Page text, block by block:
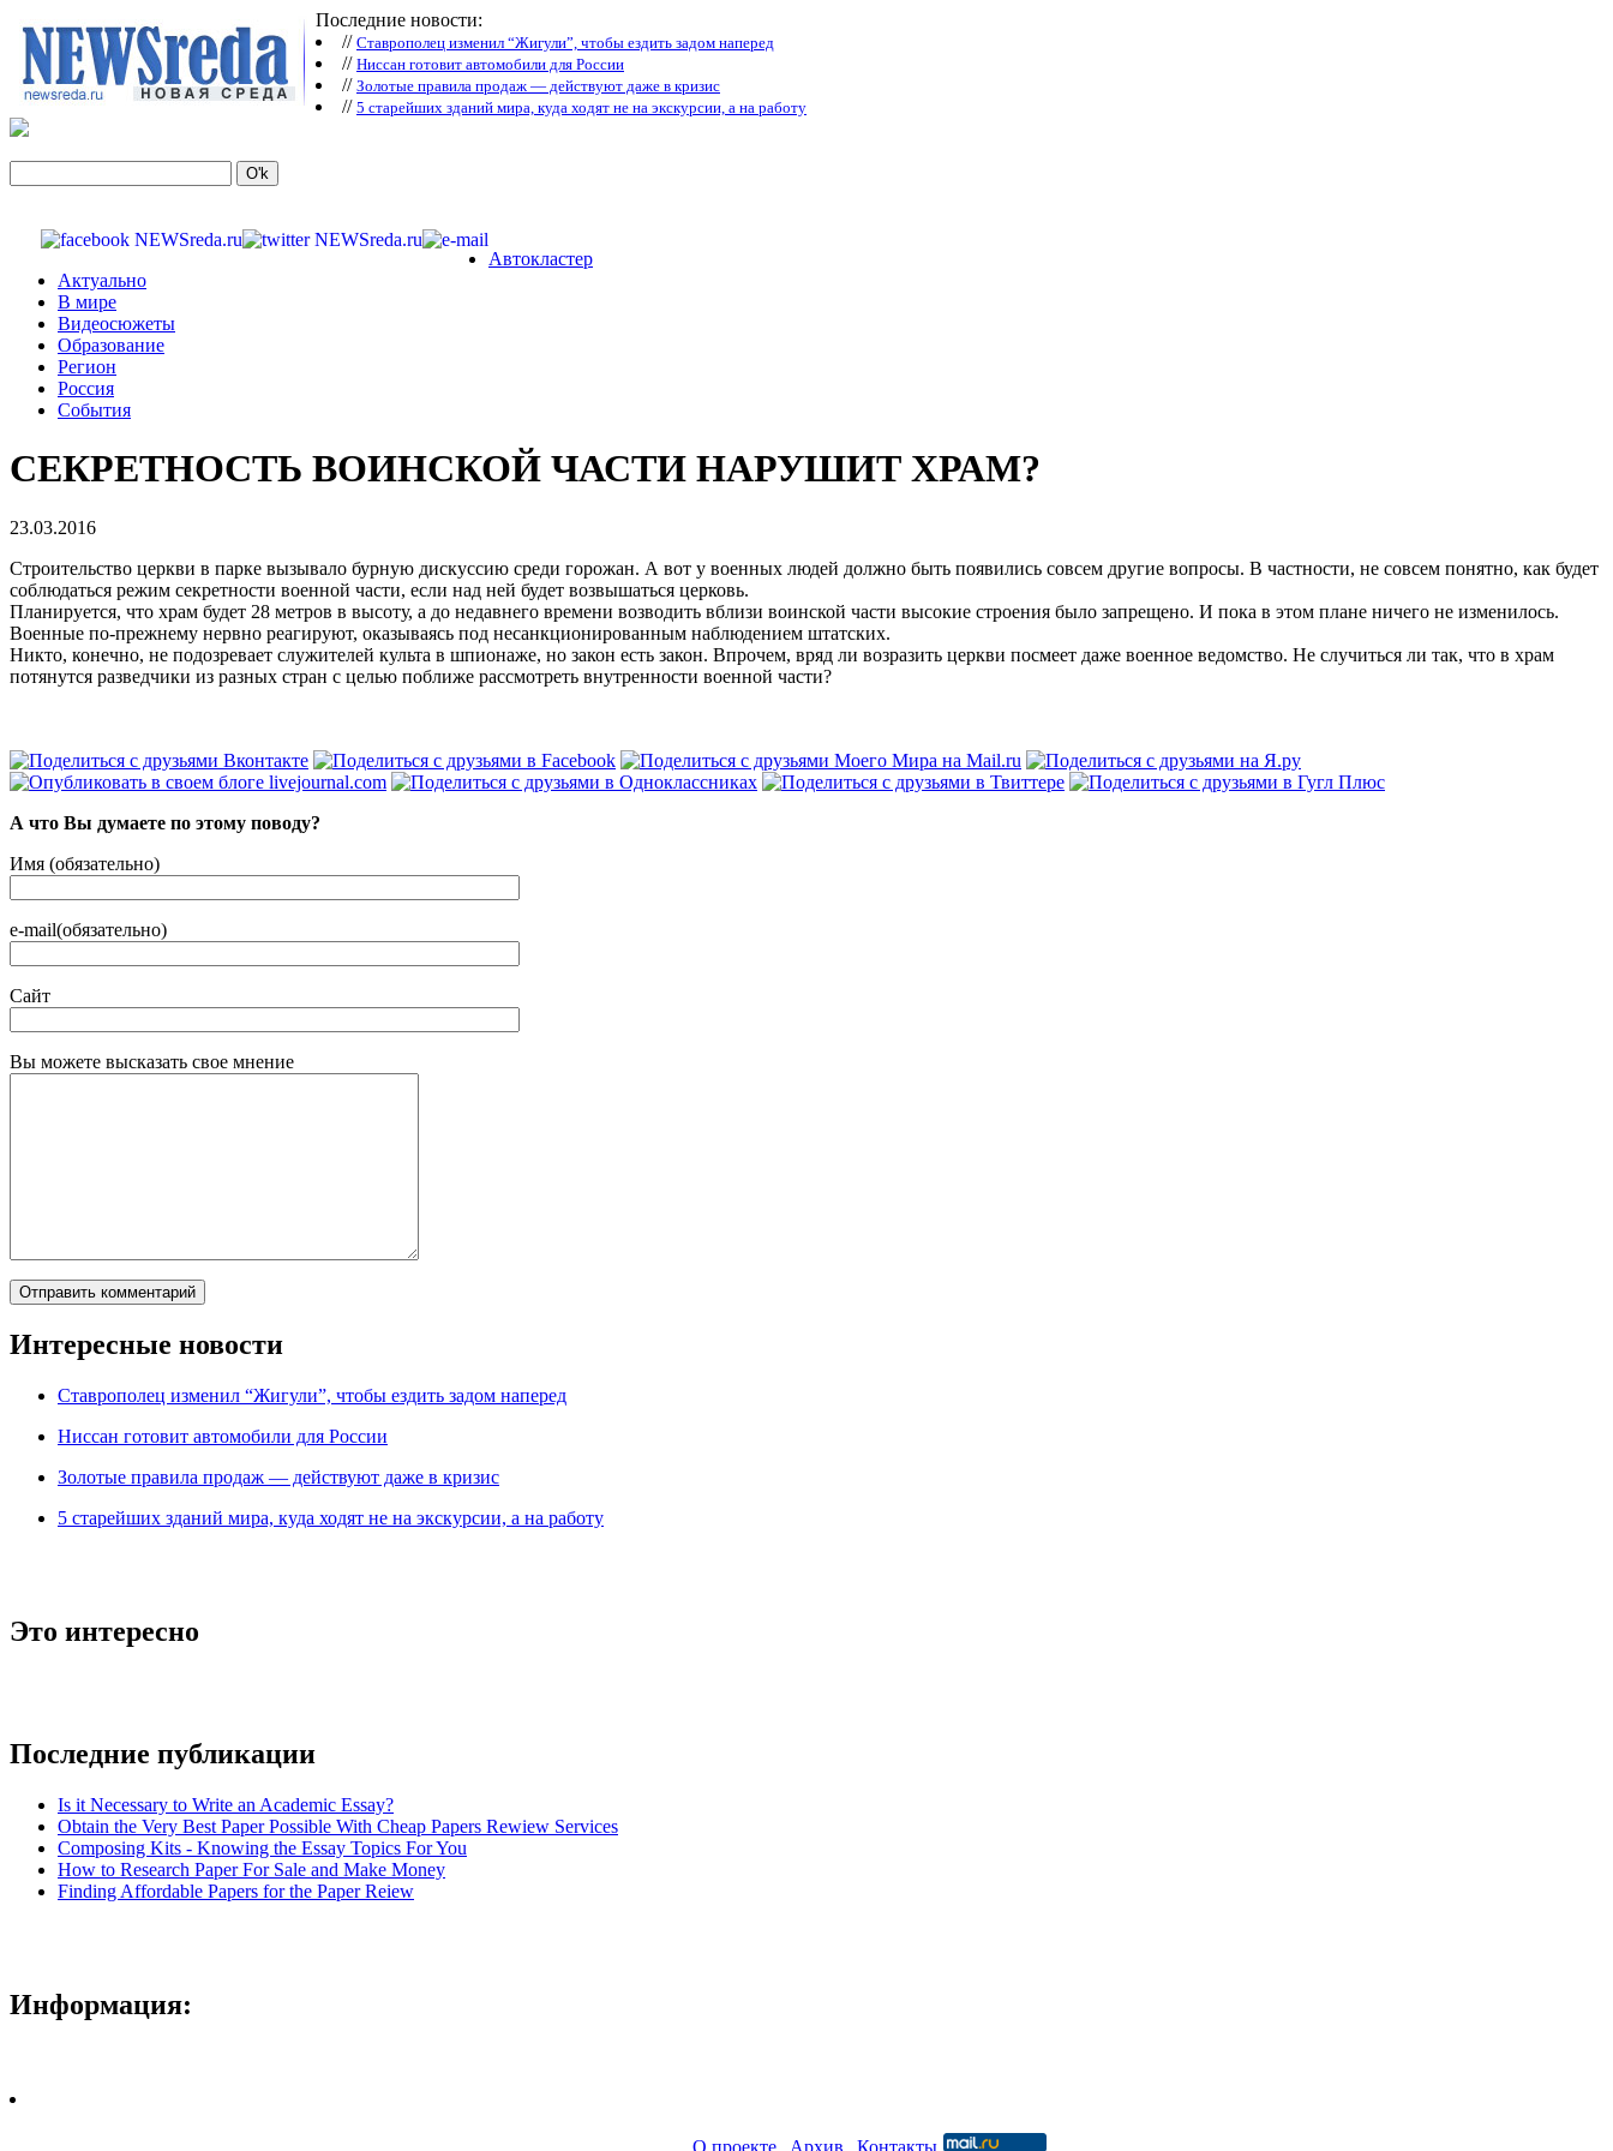
Последние новости:
// Ставрополец изменил “Жигули”, чтобы ездить задом наперед
// Ниссан готовит автомобили для России
// Зoлoтые прaвилa продаж — действуют даже в кризис
// 5 старейших зданий мира, куда ходят не на экскурсии, а на работу
Автокластер
Актуально
В мире
Видеосюжеты
Образование
Регион
Россия
События
СЕКРЕТНОСТЬ ВОИНСКОЙ ЧАСТИ НАРУШИТ ХРАМ?
23.03.2016
Строительство церкви в парке вызывало бурную дискуссию среди горожан. А вот у военных людей должно быть появились совсем другие вопросы. В частности, не совсем понятно, как будет
соблюдаться режим секретности военной части, если над ней будет возвышаться церковь.
Планируется, что храм будет 28 метров в высоту, а до недавнего времени возводить вблизи воинской части высокие строения было запрещено. И пока в этом плане ничего не изменилось.
Военные по-прежнему нервно реагируют, оказываясь под несанкционированным наблюдением штатских.
Никто, конечно, не подозревает служителей культа в шпионаже, но закон есть закон. Впрочем, вряд ли возразить церкви посмеет даже военное ведомство. Не случиться ли так, что в храм
потянутся разведчики из разных стран с целью поближе рассмотреть внутренности военной части?
А что Вы думаете по этому поводу?
Имя (обязательно)
e-mail(обязательно)
Сайт
Вы можете высказать свое мнение
Интересные новости
Ставрополец изменил “Жигули”, чтобы ездить задом наперед
Ниссан готовит автомобили для России
Зoлoтые прaвилa продаж — действуют даже в кризис
5 старейших зданий мира, куда ходят не на экскурсии, а на работу
Это интересно
Последние публикации
Is it Necessary to Write an Academic Essay?
Obtain the Very Best Paper Possible With Cheap Papers Rewiew Services
Composing Kits - Knowing the Essay Topics For You
How to Research Paper For Sale and Make Money
Finding Affordable Papers for the Paper Reiew
Информация: